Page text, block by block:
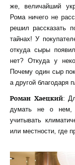
же, величайший
Рома ничего не
решил рассказать
тайнах! У
откуда сыры
нет? Откуда у
Почему один сыр
а другой благодаря
Роман Хаецкий:
думать не о нем,
учитывать
или местности, где